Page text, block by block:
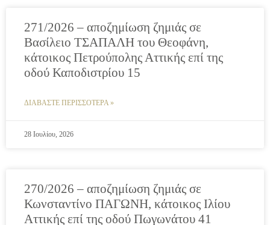
271/2026 – αποζημίωση ζημιάς σε
Βασίλειο ΤΣΑΠΑΛΗ του Θεοφάνη,
κάτοικος Πετρούπολης Αττικής επί της
οδού Καποδιστρίου 15
ΔΙΑΒΑΣΤΕ ΠΕΡΙΣΣΟΤΕΡΑ »
28 Ιουλίου, 2026
270/2026 – αποζημίωση ζημιάς σε
Κωνσταντίνο ΠΑΓΩΝΗ, κάτοικος Ιλίου
Αττικής επί της οδού Πωγωνάτου 41